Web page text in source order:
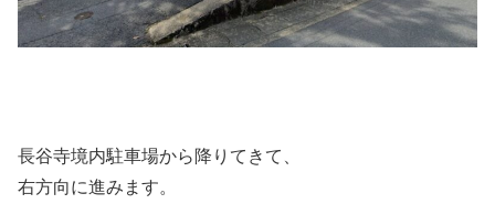
長谷寺境内駐車場から降りてきて、
右方向に進みます。